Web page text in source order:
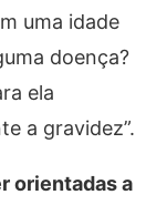
uma idade
doença?
ela
a gravidez”.
orientadas a